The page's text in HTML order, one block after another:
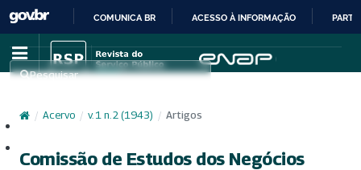
IR
PARA
CONTEÚDO
COMUNICA BR ACESSO À INFORMAÇÃO
Pesquisar
/ Acervo / v. 1 n. 2 (1943) / Artigos
Comissão de Estudos dos Negócios